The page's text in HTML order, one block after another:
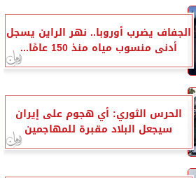
الجفاف يضرب أوروبا.. نهر الراين يسجل
أدنى منسوب مياه منذ 150 عامًا...
الحرس الثوري: أي هجوم على إيران
سيجعل البلاد مقبرة للمهاجمين